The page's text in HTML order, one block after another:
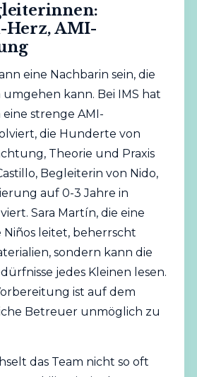
Herz, AMI-
eine Nachbarin sein, die
kann. Bei IMS hat
strenge AMI-
die Hunderte von
Theorie und Praxis
Begleiterin von Nido,
auf 0-3 Jahre in
Sara Martín, die eine
Niños leitet, beherrscht
sondern kann die
jedes Kleinen lesen.
ist auf dem
Betreuer unmöglich zu
das Team nicht so oft